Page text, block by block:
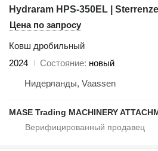
Цена по запросу
Ковш дробильный
2024
Состояние новый
Нидерланды, Vaassen
MASE Trading MACHINERY